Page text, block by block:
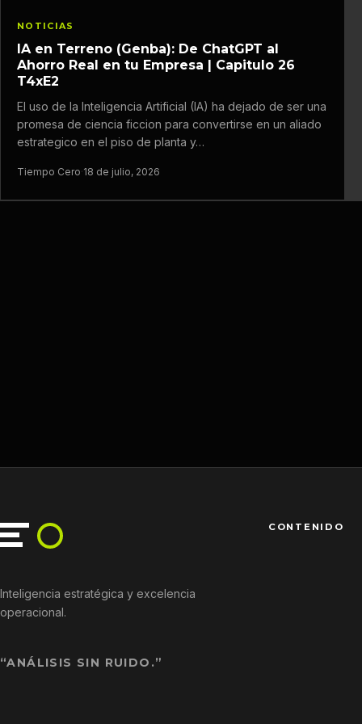
NOTICIAS
IA en Terreno (Genba): De ChatGPT al
Ahorro Real en tu Empresa | Capitulo 26
T4xE2
El uso de la Inteligencia Artificial (IA) ha dejado de ser una
promesa de ciencia ficcion para convertirse en un aliado
estrategico en el piso de planta y…
Tiempo Cero·18 de julio, 2026
Inteligencia estratégica y excelencia
operacional.
“ANÁLISIS SIN RUIDO.”
CONTENIDO